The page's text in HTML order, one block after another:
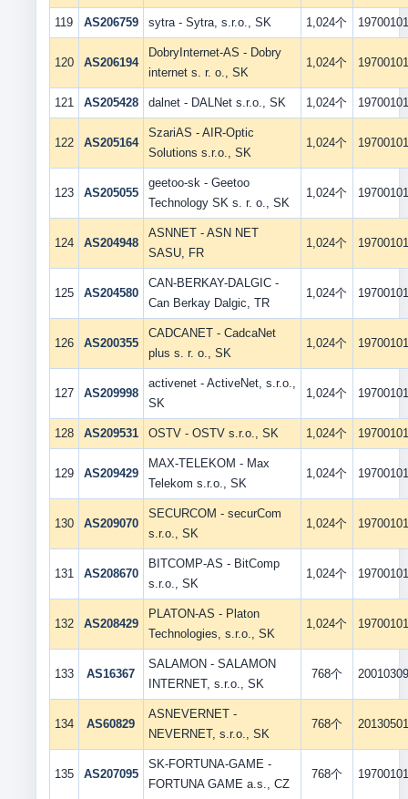
119 AS206759 sytra - Sytra, s.r.o., SK 1,024个 19700101
120 AS206194
DobryInternet-AS - Dobry
internet s. r. o., SK
1,024个 19700101
121 AS205428 dalnet - DALNet s.r.o., SK 1,024个 19700101
122 AS205164
SzariAS - AIR-Optic
Solutions s.r.o., SK
1,024个 19700101
123 AS205055
geetoo-sk - Geetoo
Technology SK s. r. o., SK
1,024个 19700101
124 AS204948
ASNNET - ASN NET
SASU, FR
1,024个 19700101
125 AS204580
CAN-BERKAY-DALGIC -
Can Berkay Dalgic, TR
1,024个 19700101
126 AS200355
CADCANET - CadcaNet
plus s. r. o., SK
1,024个 19700101
127 AS209998
activenet - ActiveNet, s.r.o.,
SK
1,024个 19700101
128 AS209531 OSTV - OSTV s.r.o., SK 1,024个 19700101
129 AS209429
MAX-TELEKOM - Max
Telekom s.r.o., SK
1,024个 19700101
130 AS209070
SECURCOM - securCom
s.r.o., SK
1,024个 19700101
131 AS208670
BITCOMP-AS - BitComp
s.r.o., SK
1,024个 19700101
132 AS208429
PLATON-AS - Platon
Technologies, s.r.o., SK
1,024个 19700101
133 AS16367
SALAMON - SALAMON
INTERNET, s.r.o., SK
768个 20010309
134 AS60829
ASNEVERNET -
NEVERNET, s.r.o., SK
768个 20130501
135 AS207095
SK-FORTUNA-GAME -
FORTUNA GAME a.s., CZ
768个 19700101